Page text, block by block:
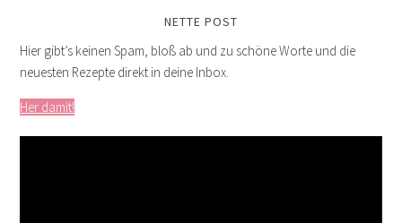
NETTE POST
Hier gibt’s keinen Spam, bloß ab und zu schöne Worte und die
neuesten Rezepte direkt in deine Inbox.
Her damit!